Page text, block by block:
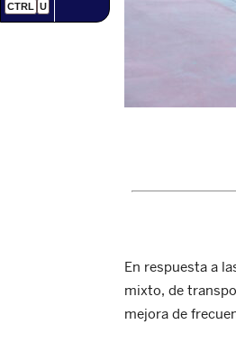
CTRL U
En respuesta a
mixto, de
mejora de